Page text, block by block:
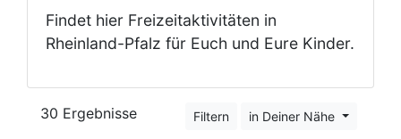
Findet hier Freizeitaktivitäten in
Rheinland-Pfalz für Euch und Eure Kinder.
30 Ergebnisse Filtern in Deiner Nähe